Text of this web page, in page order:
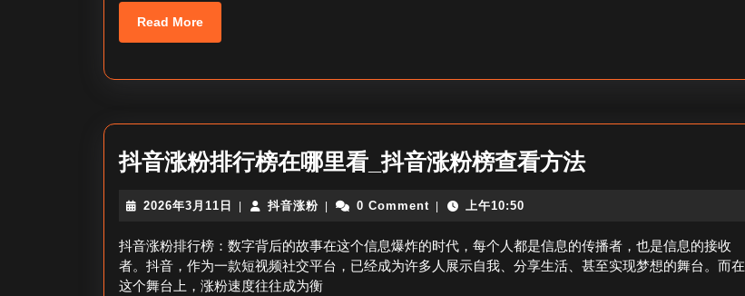
找
_
收
Read MoreRead
More
抖音涨粉排行榜在哪里看_抖音涨粉榜查看方法抖
粉
排
2026年3月11日
2026
3
月
11
日
抖音涨粉抖
涨
粉
0 Comment 上午10:50
抖音涨粉排行榜：数字背后的故事在这个信息爆炸的时代，每个人都是信息的传播者，也是信息的接收
者。抖音，作为一款短视频社交平台，已经成为许多人展示自我、分享生活、甚至实现梦想的舞台。而在
这个舞台上，涨粉速度往往成为衡